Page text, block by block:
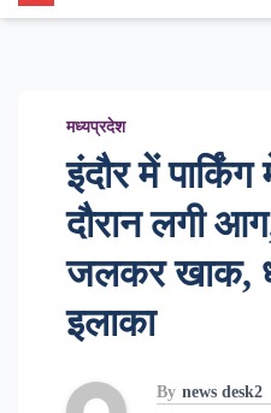
मध्यप्रदेश
इंदौर में
दौरान लगी
जलकर खाक,
इलाका
By news desk2